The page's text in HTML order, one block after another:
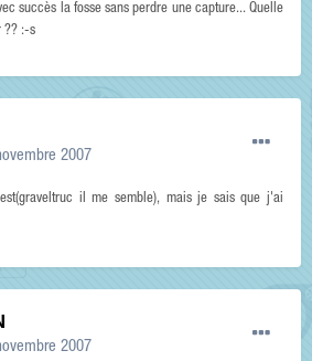
succès la fosse sans perdre une capture... Quelle
?? :-s
2007
il me semble), mais je sais que j'ai
2007